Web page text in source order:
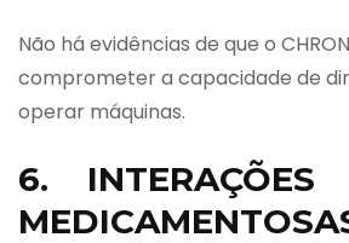
Não há evidências de que o
comprometer a capacidade de
operar máquinas.
6. INTERAÇÕES